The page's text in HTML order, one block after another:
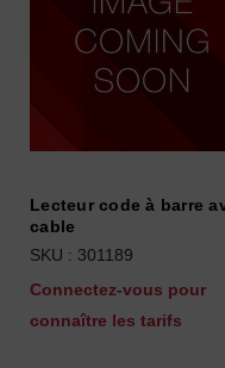
Lecteur code à barre
cable
SKU : 301189
Connectez-vous pour
connaître les tarifs